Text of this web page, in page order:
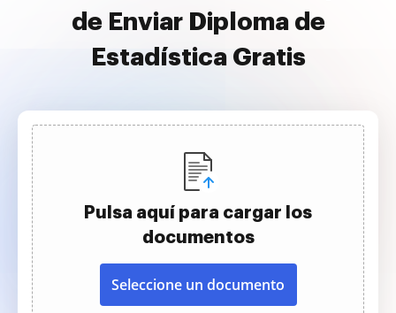
de Enviar Diploma de
Estadística Gratis
Pulsa aquí para cargar los
documentos
Seleccione un documento